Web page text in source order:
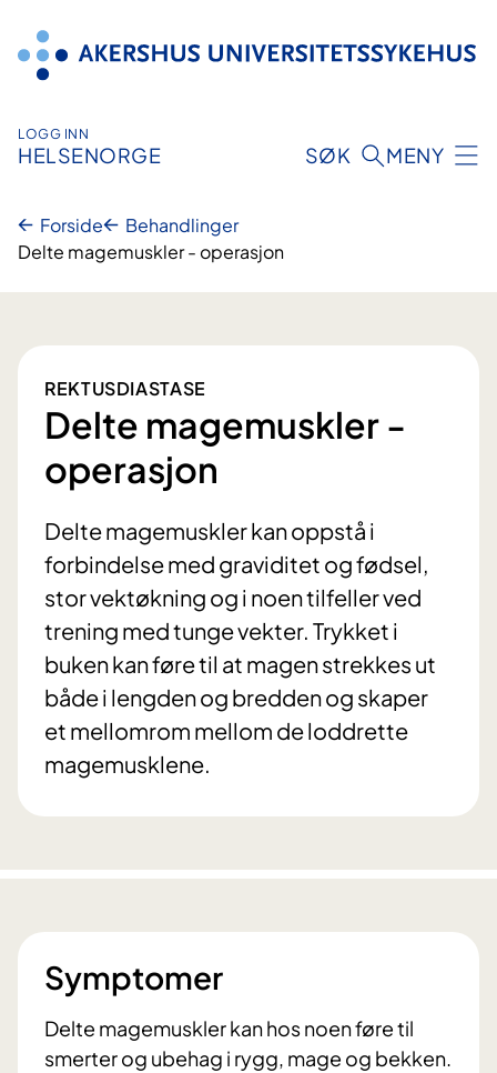
innhold
LOGG INN
HELSENORGE SØK MENY
Forside
Behandlinger
Delte magemuskler - operasjon
REKTUSDIASTASE
Delte magemuskler -
operasjon
Delte magemuskler kan oppstå i
forbindelse med graviditet og fødsel,
stor vektøkning og i noen tilfeller ved
trening med tunge vekter. Trykket i
buken kan føre til at magen strekkes ut
både i lengden og bredden og skaper
et mellomrom mellom de loddrette
magemusklene.
Symptomer
Delte magemuskler kan hos noen føre til
smerter og ubehag i rygg, mage og bekken.